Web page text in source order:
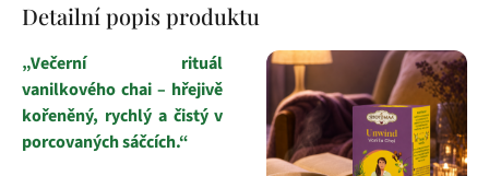
Detailní popis produktu
„Večerní rituál
vanilkového chai – hřejivě
kořeněný, rychlý a čistý v
porcovaných sáčcích.“